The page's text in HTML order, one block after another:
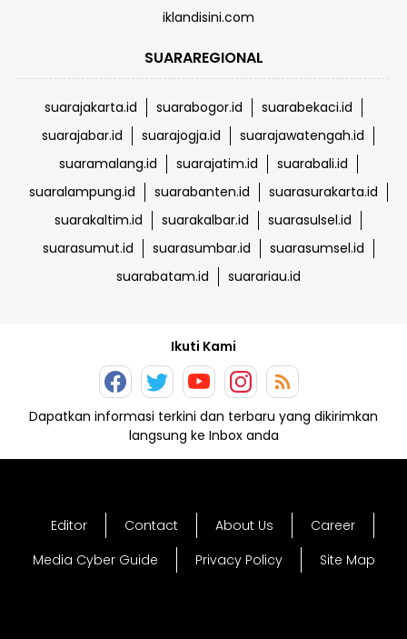
iklandisini.com
SUARAREGIONAL
suarajakarta.id suarabogor.id
suarabekaci.id
suarajabar.id
suarajogja.id
suarajawatengah.id
suaramalang.id
suarajatim.id
suarabali.id
suaralampung.id
suarabanten.id
suarasurakarta.id
suarakaltim.id
suarakalbar.id
suarasulsel.id
suarasumut.id
suarasumbar.id
suarasumsel.id
suarabatam.id
suarariau.id
Ikuti Kami
Dapatkan informasi terkini dan terbaru yang dikirimkan
langsung ke Inbox anda
Editor Contact About Us
Career
Media Cyber Guide
Privacy Policy Site Map